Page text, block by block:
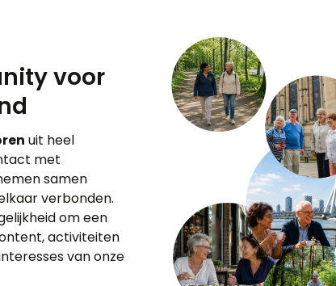
voor
uit heel
met
samen
verbonden.
om een
activiteiten
van onze